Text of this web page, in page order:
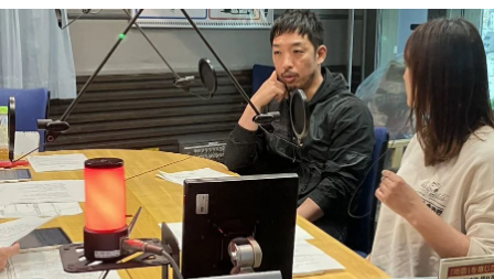
イベント・グッズ
YouTube
会社情報